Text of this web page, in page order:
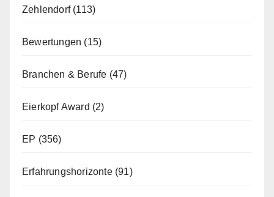
Zehlendorf(113)
Bewertungen (15)
Branchen & Berufe (47)
Eierkopf Award (2)
EP (356)
Erfahrungshorizonte(91)